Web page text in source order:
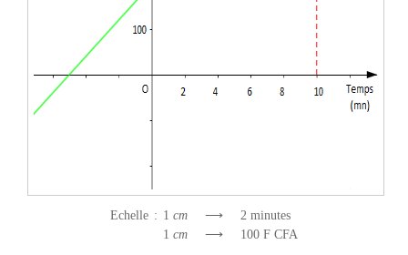
Echelle : 1 cm ⟶ 2 minutes
1 cm ⟶ 100 F CFA